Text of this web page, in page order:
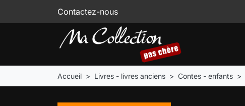
Contactez-nous
Accueil Livres - livres anciens Contes - enfants